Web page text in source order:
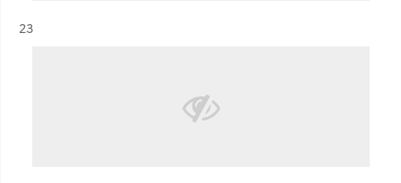
Résultat n°
23